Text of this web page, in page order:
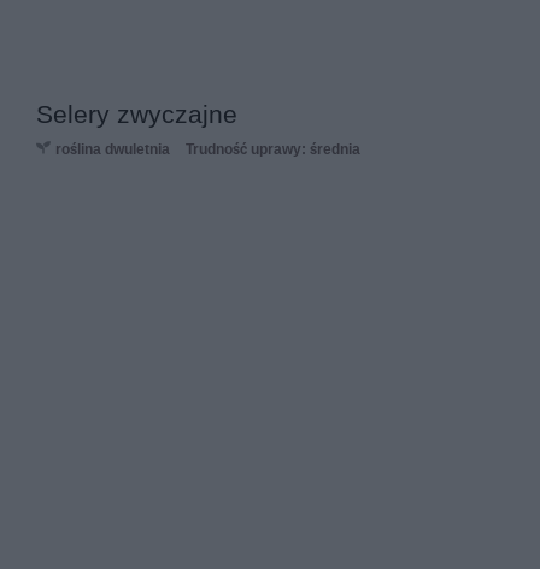
Selery zwyczajne
roślina dwuletnia Trudność uprawy: średnia